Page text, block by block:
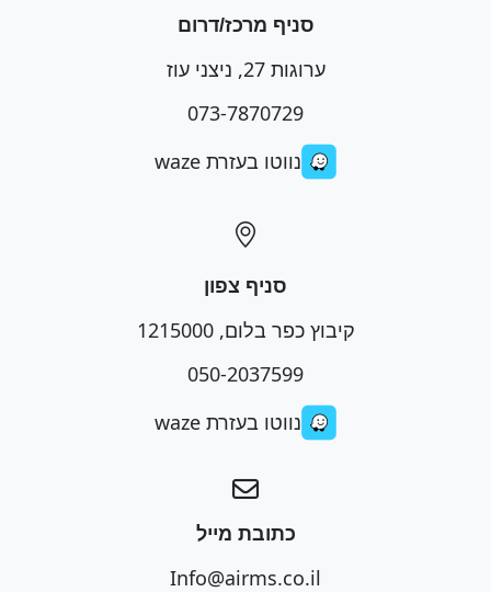
סניף מרכז/דרום
ערוגות 27, ניצני עוז
073-7870729
נווטו בעזרת waze
סניף צפון
קיבוץ כפר בלום, 1215000
050-2037599
נווטו בעזרת waze
כתובת מייל
Info@airms.co.il